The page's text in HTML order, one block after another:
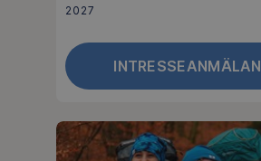
2027
INTRESSEANMÄLAN